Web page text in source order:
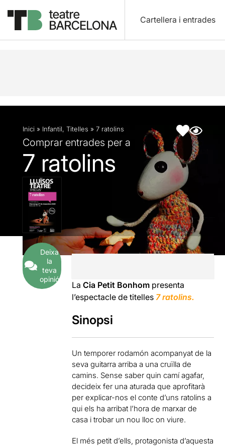
Cartellera i entrades
Descripció Fitxa artística
Inici » Infantil, Titelles » 7 ratolins
Comprar entrades per a
7 ratolins
Deixa
la
teva
opinió
LaCia Petit Bonhom presenta
l’espectacle de titelles 7 ratolins.
Sinopsi
Un temporer rodamón acompanyat de la
seva guitarra arriba a una cruïlla de
camins. Sense saber quin camí agafar,
decideix fer una aturada que aprofitarà
per explicar-nos el conte d’uns ratolins a
qui els ha arribat l’hora de marxar de
casa i trobar un nou lloc on viure.
El més petit d’ells, protagonista d’aquesta